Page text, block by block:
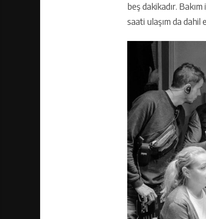
beş dakikadır.
saati ulaşım da dahil